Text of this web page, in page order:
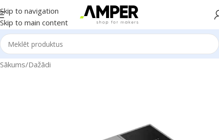
Skip to navigation
Skip to main content
Sākums/Dažādi